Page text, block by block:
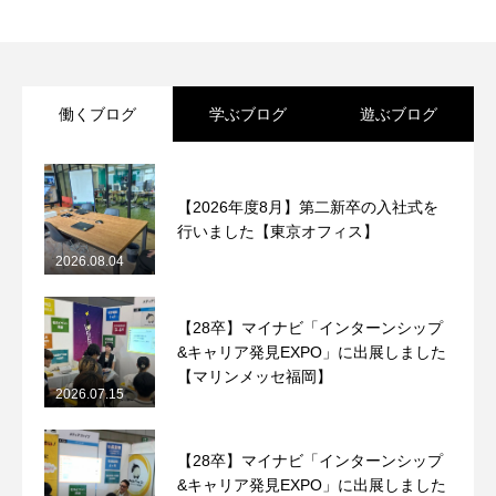
働くブログ 学ぶブログ 遊ぶブログ
【2026年度8月】第二新卒の入社式を
行いました【東京オフィス】
2026.08.04
【28卒】マイナビ「インターンシップ
&キャリア発見EXPO」に出展しました
【マリンメッセ福岡】
2026.07.15
【28卒】マイナビ「インターンシップ
&キャリア発見EXPO」に出展しました